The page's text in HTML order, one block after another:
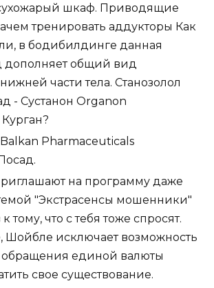
шкаф. Приводящие
тренировать аддукторы Как
в бодибилдинге данная
общий вид
части тела. Станозолол
- Сустанон Organon
Pharmaceuticals
на программу даже
"Экстрасенсы мошенники"
тому, что с тебя тоже спросят.
Шойбле исключает возможность
обращения единой валюты
свое существование.